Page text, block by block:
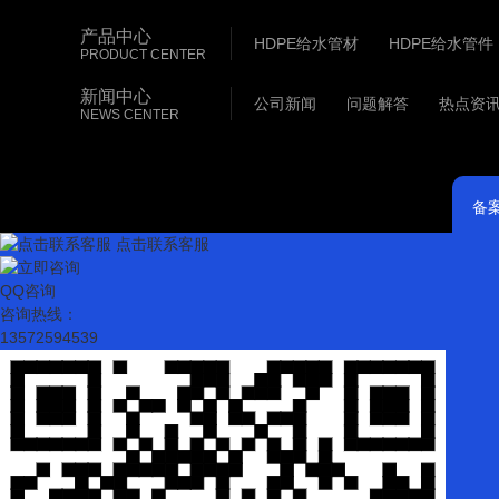
产品中心
PRODUCT CENTER
HDPE给水管材
HDPE给水管件
新闻中心
NEWS CENTER
公司新闻 问题解答 热点资
备
点击联系客服
QQ咨询
咨询热线：
13572594539